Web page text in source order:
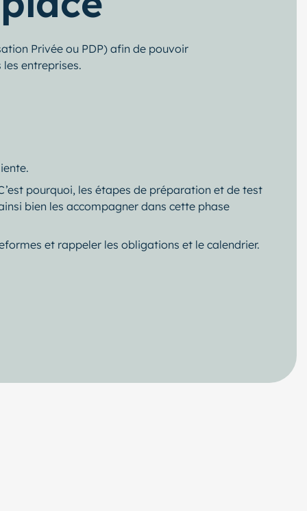
Privée ou PDP) afin de pouvoir
entreprises.
pourquoi, les étapes de préparation et de test
bien les accompagner dans cette phase
et rappeler les obligations et le calendrier.